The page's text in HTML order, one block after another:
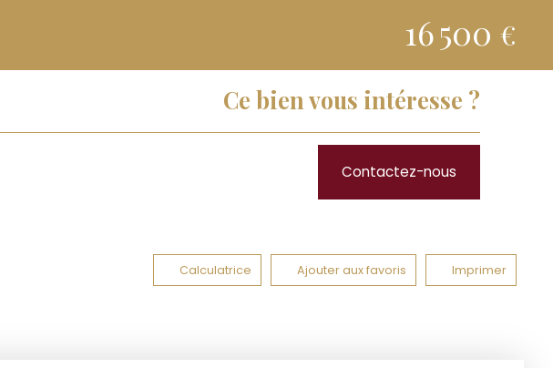
16 500 €
Ce bien vous intéresse ?
Contactez-nous
Calculatrice Ajouter aux favoris Imprimer